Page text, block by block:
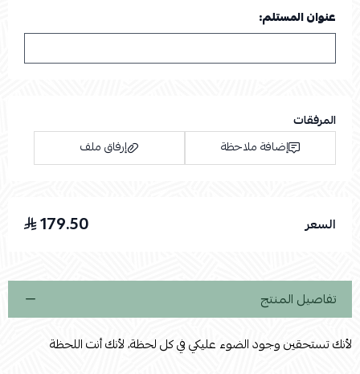
عنوان المستلم:
المرفقات
إضافة ملاحظة
إرفاق ملف
السعر 179.50
تفاصيل المنتج
لأنك تستحقين وجود الضوء عليكي في كل لحظة، لأنك أنت اللحظة